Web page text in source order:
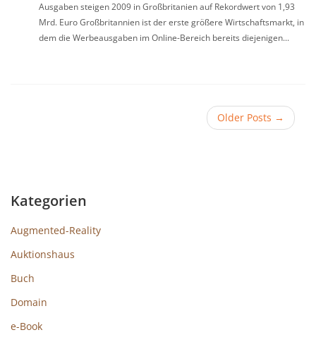
Ausgaben steigen 2009 in Großbritanien auf Rekordwert von 1,93
Mrd. Euro Großbritannien ist der erste größere Wirtschaftsmarkt, in
dem die Werbeausgaben im Online-Bereich bereits diejenigen...
Older Posts →
Kategorien
Augmented-Reality
Auktionshaus
Buch
Domain
e-Book